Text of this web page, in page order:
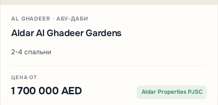
AL GHADEER · АБУ-ДАБИ
Aldar Al Ghadeer Gardens
2-4 спальни
ЦЕНА ОТ
1 700 000 AED Aldar Properties PJSC